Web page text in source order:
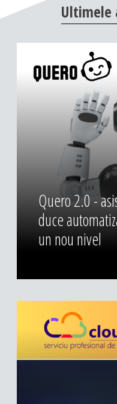
Ultimele
Quero 2.0 -
duce
un nou nivel